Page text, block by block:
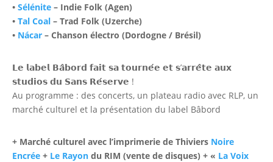
• Sélénite – Indie Folk (Agen)
• Tal Coal – Trad Folk (Uzerche)
• Nácar – Chanson électro (Dordogne / Brésil)
𝗟𝗲 𝗹𝗮𝗯𝗲𝗹 𝗕𝗮̂𝗯𝗼𝗿𝗱 𝗳𝗮𝗶𝘁 𝘀𝗮 𝘁𝗼𝘂𝗿𝗻𝗲́𝗲 𝗲𝘁 𝘀’𝗮𝗿𝗿𝗲̂𝘁𝗲 𝗮𝘂𝘅
𝘀𝘁𝘂𝗱𝗶𝗼𝘀 𝗱𝘂 𝗦𝗮𝗻𝘀 𝗥𝗲́𝘀𝗲𝗿𝘃𝗲 !
Au programme : des concerts, un plateau radio avec RLP, un
marché culturel et la présentation du label Bâbord
+ Marché culturel avec l’imprimerie de Thiviers Noire
Encrée + Le Rayon du RIM (vente de disques) + « La Voix